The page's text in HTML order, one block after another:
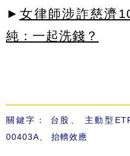
► 女律師涉詐慈濟
純：一起洗錢？
關鍵字： 台股 主動型
00403A
抬轎效應